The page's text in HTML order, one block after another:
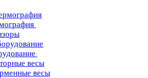
весы
весы